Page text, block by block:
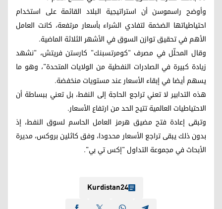
وأوضح راسموسن أن استراتيجية البلاد القائمة على استخدام
احتياطياتها الضخمة لتفادي الشراء بأسعار مرتفعة، كانت العامل
الأهم في تحقيق توازن السوق في الأشهر الثلاثة الماضية.
وقال المحلّل في مصرف "كومرتسبنك" كارستن فريتش، "نشهد
زيادة كبيرة في الصادرات النفطية من الولايات المتحدة"، وهو ما
يسهم أيضا في إبقاء الأسعار عند مستويات منخفضة.
هذه التدابير لا تعني تراجع الحاجة إلى النفط، بل تعني ببساطة أن
الاحتياطيات العالمية تتيح الحد من ارتفاع الأسعار.
وتبقى إعادة فتح مضيق هرمز العامل الحاسم لسوق النفط، إذ
بدون ذلك يبقى تراجع الأسعار محدودا، وفق كاثلين بروكس، مديرة
الأبحاث في مجموعة التداول "إكس تي بي".
Kurdistan24